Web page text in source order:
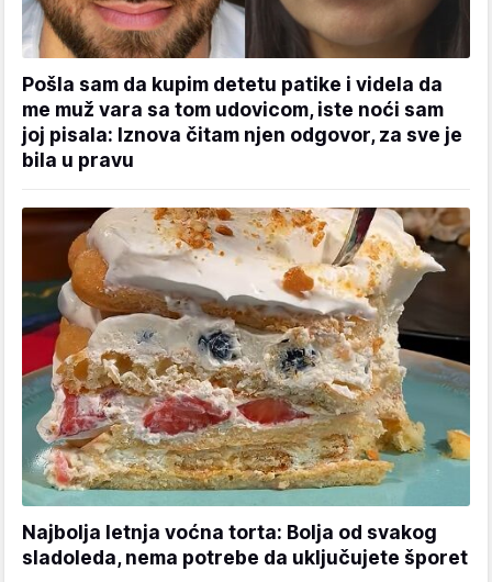
Pošla sam da kupim detetu patike i videla da
me muž vara sa tom udovicom, iste noći sam
joj pisala: Iznova čitam njen odgovor, za sve je
bila u pravu
Najbolja letnja voćna torta: Bolja od svakog
sladoleda, nema potrebe da uključujete šporet